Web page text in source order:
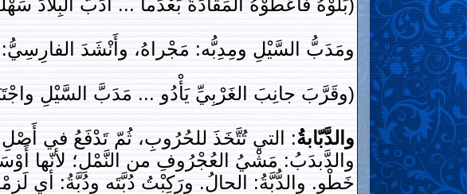
(بَلَوْهُ فأَعْطَوْهُ المَقادَةَ بَعْدَما ... أَدَبَّ البِلادَ
ومَدَبُّ السَّيْلِ ومِدِبُّه: مَجْراهُ، وأَنْشَدَ الفارِسِيُّ:
(وقَرَّبَ جانِبَ الغَرْبِيِّ يَأْدُو ... مَدَبَّ السَّيْلِ
والدَّبّابةُ: التي تُتَّخَذَ للحُرُوبِ، ثُمّ تَدْفَعُ في
والدَّبدَبُ: مَشْيُ العُجْرُوفِ من النَّمْلِ؛ لأنّها
خَطْوِ. والدُّبَّةُ: الحالُ. ورَكِبْتُ دُبَّتَه ودُبَّةُ: أي